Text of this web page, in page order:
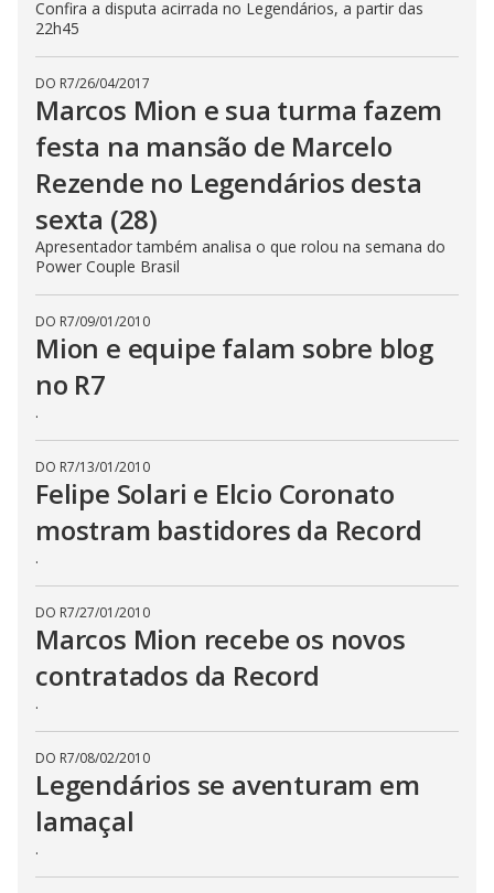
Confira a disputa acirrada no Legendários, a partir das
22h45
DO R7/26/04/2017
Marcos Mion e sua turma fazem
festa na mansão de Marcelo
Rezende no Legendários desta
sexta (28)
Apresentador também analisa o que rolou na semana do
Power Couple Brasil
DO R7/09/01/2010
Mion e equipe falam sobre blog
no R7
.
DO R7/13/01/2010
Felipe Solari e Elcio Coronato
mostram bastidores da Record
.
DO R7/27/01/2010
Marcos Mion recebe os novos
contratados da Record
.
DO R7/08/02/2010
Legendários se aventuram em
lamaçal
.